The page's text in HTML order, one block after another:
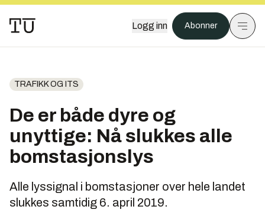
Logg inn Abonner
TRAFIKK OG ITS
De er både dyre og
unyttige: Nå slukkes alle
bomstasjonslys
Alle lyssignal i bomstasjoner over hele landet
slukkes samtidig 6. april 2019.